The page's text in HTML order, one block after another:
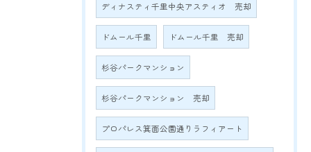
ディナスティ千里中央アスティオ 売却
ドムール千里 ドムール千里 売却
杉谷パークマンション
杉谷パークマンション 売却
プロパレス箕面公園通りラフィアート